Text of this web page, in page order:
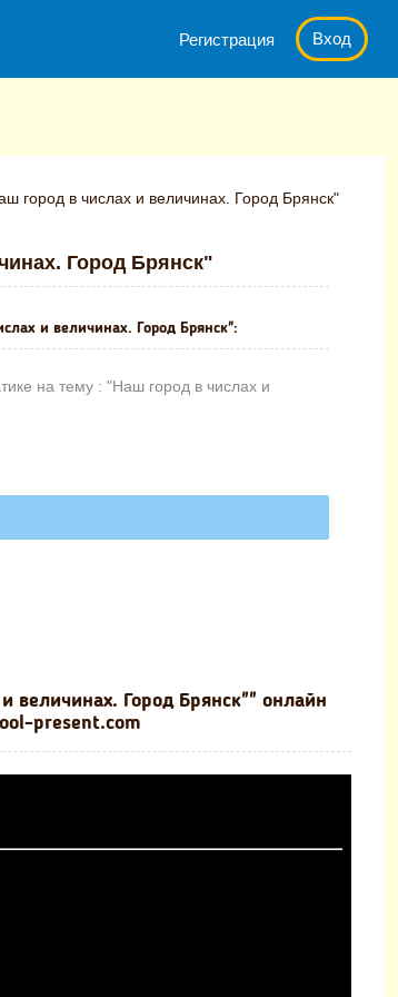
Регистрация Вход
город в числах и величинах. Город Брянск"
Город Брянск"
и величинах. Город Брянск":
на тему : "Наш город в числах и
величинах. Город Брянск"" онлайн
present.com